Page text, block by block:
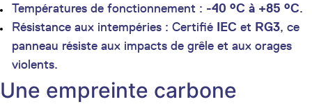
Températures de fonctionnement : -40 °C à +85 °C.
Résistance aux intempéries : Certifié IEC et RG3, ce
panneau résiste aux impacts de grêle et aux orages
violents.
Une empreinte carbone